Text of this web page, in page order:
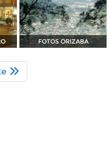
FOTOS ORIZABA